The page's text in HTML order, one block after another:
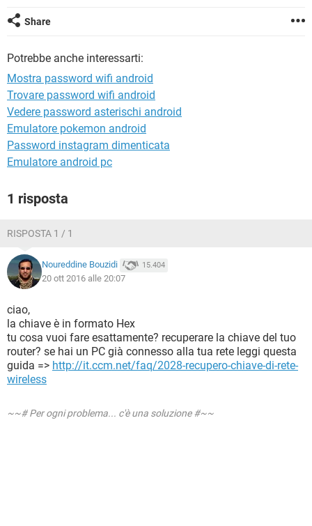
Share
Potrebbe anche interessarti:
Mostra password wifi android
Trovare password wifi android
Vedere password asterischi android
Emulatore pokemon android
Password instagram dimenticata
Emulatore android pc
1 risposta
RISPOSTA 1 / 1
Noureddine Bouzidi 15.404
20 ott 2016 alle 20:07
ciao,
la chiave è in formato Hex
tu cosa vuoi fare esattamente? recuperare la chiave del tuo
router? se hai un PC già connesso alla tua rete leggi questa
guida => http://it.ccm.net/faq/2028-recupero-chiave-di-rete-
wireless
~~# Per ogni problema... c'è una soluzione #~~